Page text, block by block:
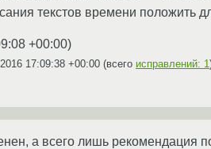
текстов времени положить
+00:00)
17:09:38 +00:00 (всего исправлений: 1
а всего лишь рекомендация